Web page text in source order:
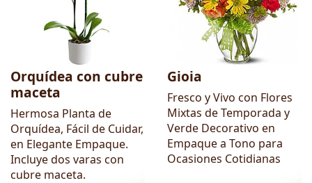
Orquídea con cubre
maceta
Hermosa Planta de
Orquídea, Fácil de Cuidar,
en Elegante Empaque.
Incluye dos varas con
cubre maceta.
Gioia
Fresco y Vivo con Flores
Mixtas de Temporada y
Verde Decorativo en
Empaque a Tono para
Ocasiones Cotidianas